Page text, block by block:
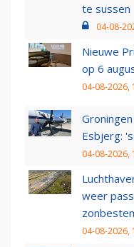
te sussen
04-08-
Nieuwe
op 6
04-08-2026,
Esbjerg:
04-08-2026,
weer
04-08-2026,